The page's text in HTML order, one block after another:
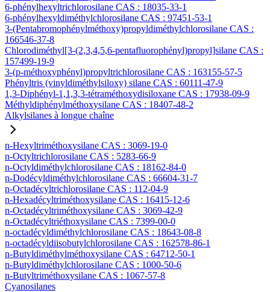
6-phénylhexyltrichlorosilane CAS : 18035-33-1
6-phénylhexyldiméthylchlorosilane CAS : 97451-53-1
3-(Pentabromophénylméthoxy)propyldiméthylchlorosilane CAS :
166546-37-8
Chlorodiméthyl[3-(2,3,4,5,6-pentafluorophényl)propyl]silane CAS :
157499-19-9
3-(p-méthoxyphényl)propyltrichlorosilane CAS : 163155-57-5
Phényltris (vinyldiméthylsiloxy) silane CAS : 60111-47-9
1,3-Diphényl-1,1,3,3-tétraméthoxydisiloxane CAS : 17938-09-9
Méthyldiphénylméthoxysilane CAS : 18407-48-2
Alkylsilanes à longue chaîne
n-Hexyltriméthoxysilane CAS : 3069-19-0
n-Octyltrichlorosilane CAS : 5283-66-9
n-Octyldiméthylchlorosilane CAS : 18162-84-0
n-Dodécyldiméthylchlorosilane CAS : 66604-31-7
n-Octadécyltrichlorosilane CAS : 112-04-9
n-Hexadécyltriméthoxysilane CAS : 16415-12-6
n-Octadécyltriméthoxysilane CAS : 3069-42-9
n-Octadécyltriéthoxysilane CAS : 7399-00-0
n-octadécyldiméthylchlorosilane CAS : 18643-08-8
n-octadécyldiisobutylchlorosilane CAS : 162578-86-1
n-Butyldiméthylméthoxysilane CAS : 64712-50-1
n-Butyldiméthylchlorosilane CAS : 1000-50-6
n-Butyltriméthoxysilane CAS : 1067-57-8
Cyanosilanes